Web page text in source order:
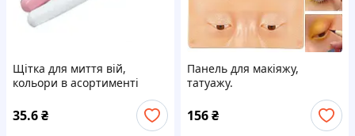
Щітка для миття вій,
кольори в асортименті
35.6₴
Панель для макіяжу,
татуажу.
156₴